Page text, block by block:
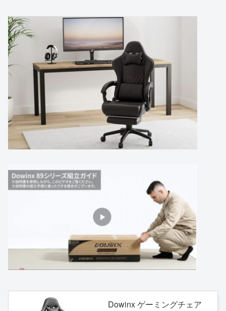
Dowinx ゲーミングチェア